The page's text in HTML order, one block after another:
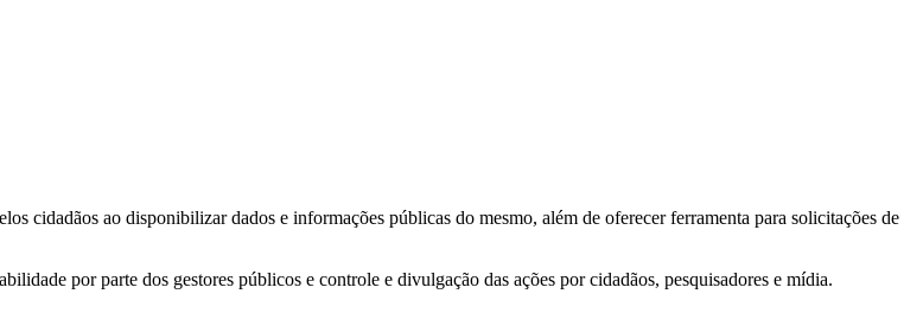
cidadãos ao disponibilizar dados e informações públicas do mesmo, além de oferecer ferramenta para solicitações de
por parte dos gestores públicos e controle e divulgação das ações por cidadãos, pesquisadores e mídia.